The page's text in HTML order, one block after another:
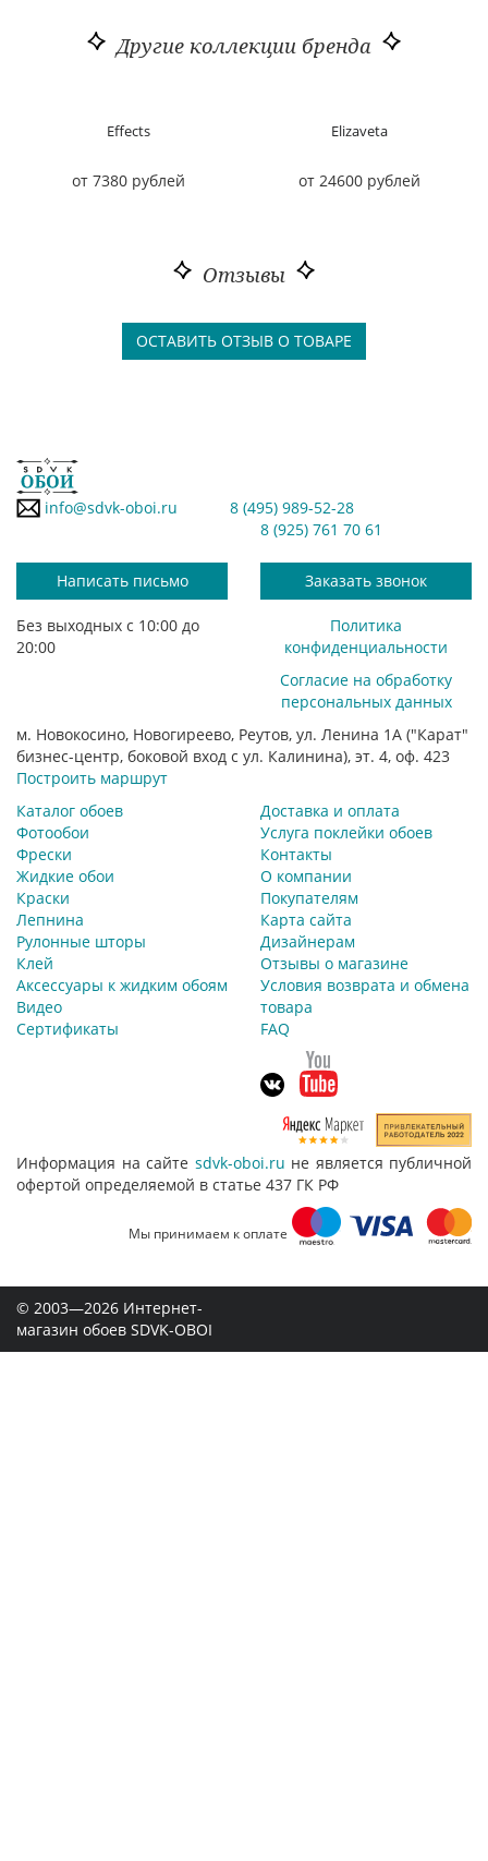
Другие коллекции бренда
Effects
от 7380 рублей
Elizaveta
от 24600 рублей
Отзывы
ОСТАВИТЬ ОТЗЫВ О ТОВАРЕ
info@sdvk-oboi.ru
8 (495) 989-52-28
8 (925) 761 70 61
Написать письмо Заказать звонок
Без выходных с 10:00 до
20:00
Политика
конфиденциальности
Согласие на обработку
персональных данных
м. Новокосино, Новогиреево, Реутов, ул. Ленина 1А ("Карат"
бизнес-центр, боковой вход с ул. Калинина), эт. 4, оф. 423
Построить маршрут
Каталог обоев
Фотообои
Фрески
Жидкие обои
Краски
Лепнина
Рулонные шторы
Клей
Аксессуары к жидким обоям
Видео
Сертификаты
Доставка и оплата
Услуга поклейки обоев
Контакты
О компании
Покупателям
Карта сайта
Дизайнерам
Отзывы о магазине
Условия возврата и обмена
товара
FAQ
Информация на сайте sdvk-oboi.ru не является публичной
офертой определяемой в статье 437 ГК РФ
Мы принимаем к оплате
© 2003—2026 Интернет-
магазин обоев SDVK-OBOI